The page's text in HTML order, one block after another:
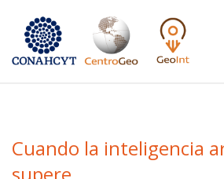
Cuando la inteligencia